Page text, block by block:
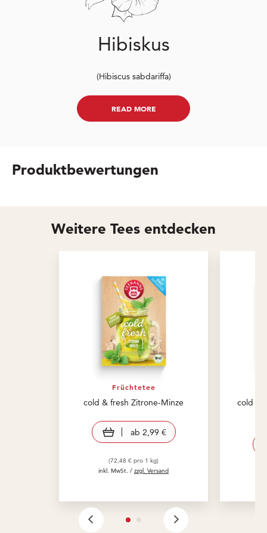
Hibiskus
(Hibiscus sabdariffa)
READ MORE
Produktbewertungen
Weitere Tees entdecken
Früchtetee
cold & fresh Zitrone-Minze
view product
ab 2,99 €
(72,48 € pro 1 kg)
inkl. MwSt. / zzgl. Versand
cold &